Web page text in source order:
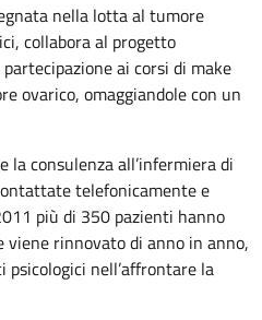
nella lotta al tumore
collabora al progetto
ai corsi di make
ovarico, omaggiandole con un
la consulenza all’infermiera di
telefonicamente e
più di 350 pazienti hanno
rinnovato di anno in anno,
nell’affrontare la